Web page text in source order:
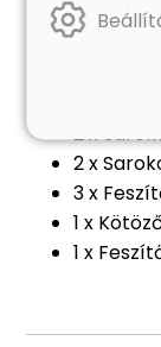
5 x
2 x
15 x
2 x
2 x
3 x
1 x
1 x